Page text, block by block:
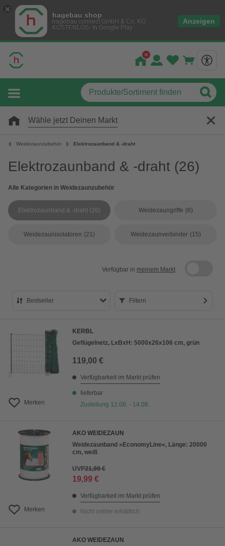
hagebau shop
hagebau connect GmbH & Co. KG
KOSTENLOS- In Google Play
Anzeigen
Wähle jetzt Deinen Markt
Weidezaunzubehör Elektrozaunband & -draht
Elektrozaunband & -draht (26)
Alle Kategorien in Weidezaunzubehör
Elektrozaunband & -draht (26) Weidezaungriffe (6)
Weidezaunisolatoren (21) Weidezaunverbinder (15)
Verfügbar in meinem Markt
Bestseller
Preis aufsteigend
Preis absteigend
Bewertung
Filtern
Merken
KERBL
Geflügelnetz, LxBxH: 5000x26x106 cm, grün
119,00 €
Verfügbarkeit im Markt prüfen
lieferbar
Zustellung 12.08. - 14.08.
Merken
AKO WEIDEZAUN
Weidezaunband »EconomyLine«, Länge: 20000
cm, weiß
UVP21,99 €
19,99 €
Verfügbarkeit im Markt prüfen
Nicht online erhältlich
AKO WEIDEZAUN